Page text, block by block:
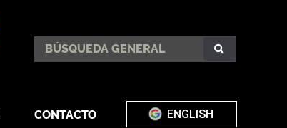
CONTACTO ENGLISH